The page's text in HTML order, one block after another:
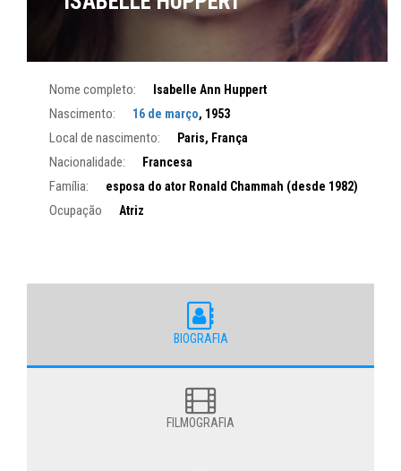
Nome completo: Isabelle Ann Huppert
Nascimento: 16 de março, 1953
Local de nascimento: Paris, França
Nacionalidade: Francesa
Família: esposa do ator Ronald Chammah (desde 1982)
Ocupação Atriz
BIOGRAFIA
FILMOGRAFIA